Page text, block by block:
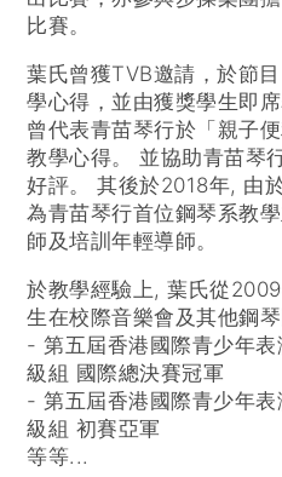
比賽。
葉氏曾獲TVB邀請，於節
學心得，並由獲獎學生即
曾代表青苗琴行於「親子
教學心得。 並協助青苗琴
好評。 其後於2018年, 由
為青苗琴行首位鋼琴系教
師及培訓年輕導師。
於教學經驗上, 葉氏從
生在校際音樂會及其他鋼
- 第五屆香港國際青少年
級組 國際總決賽冠軍
- 第五屆香港國際青少年
級組 初賽亞軍
等等...